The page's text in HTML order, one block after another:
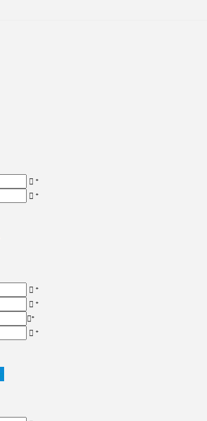
*
*
*
*
*
*